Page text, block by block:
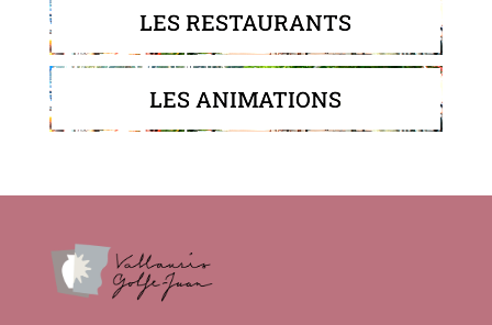
LES RESTAURANTS
LES ANIMATIONS